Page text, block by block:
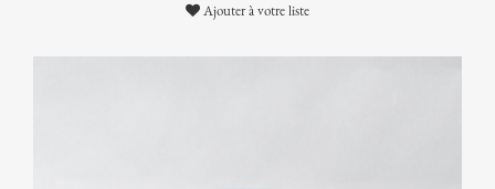
Ajouter à votre liste